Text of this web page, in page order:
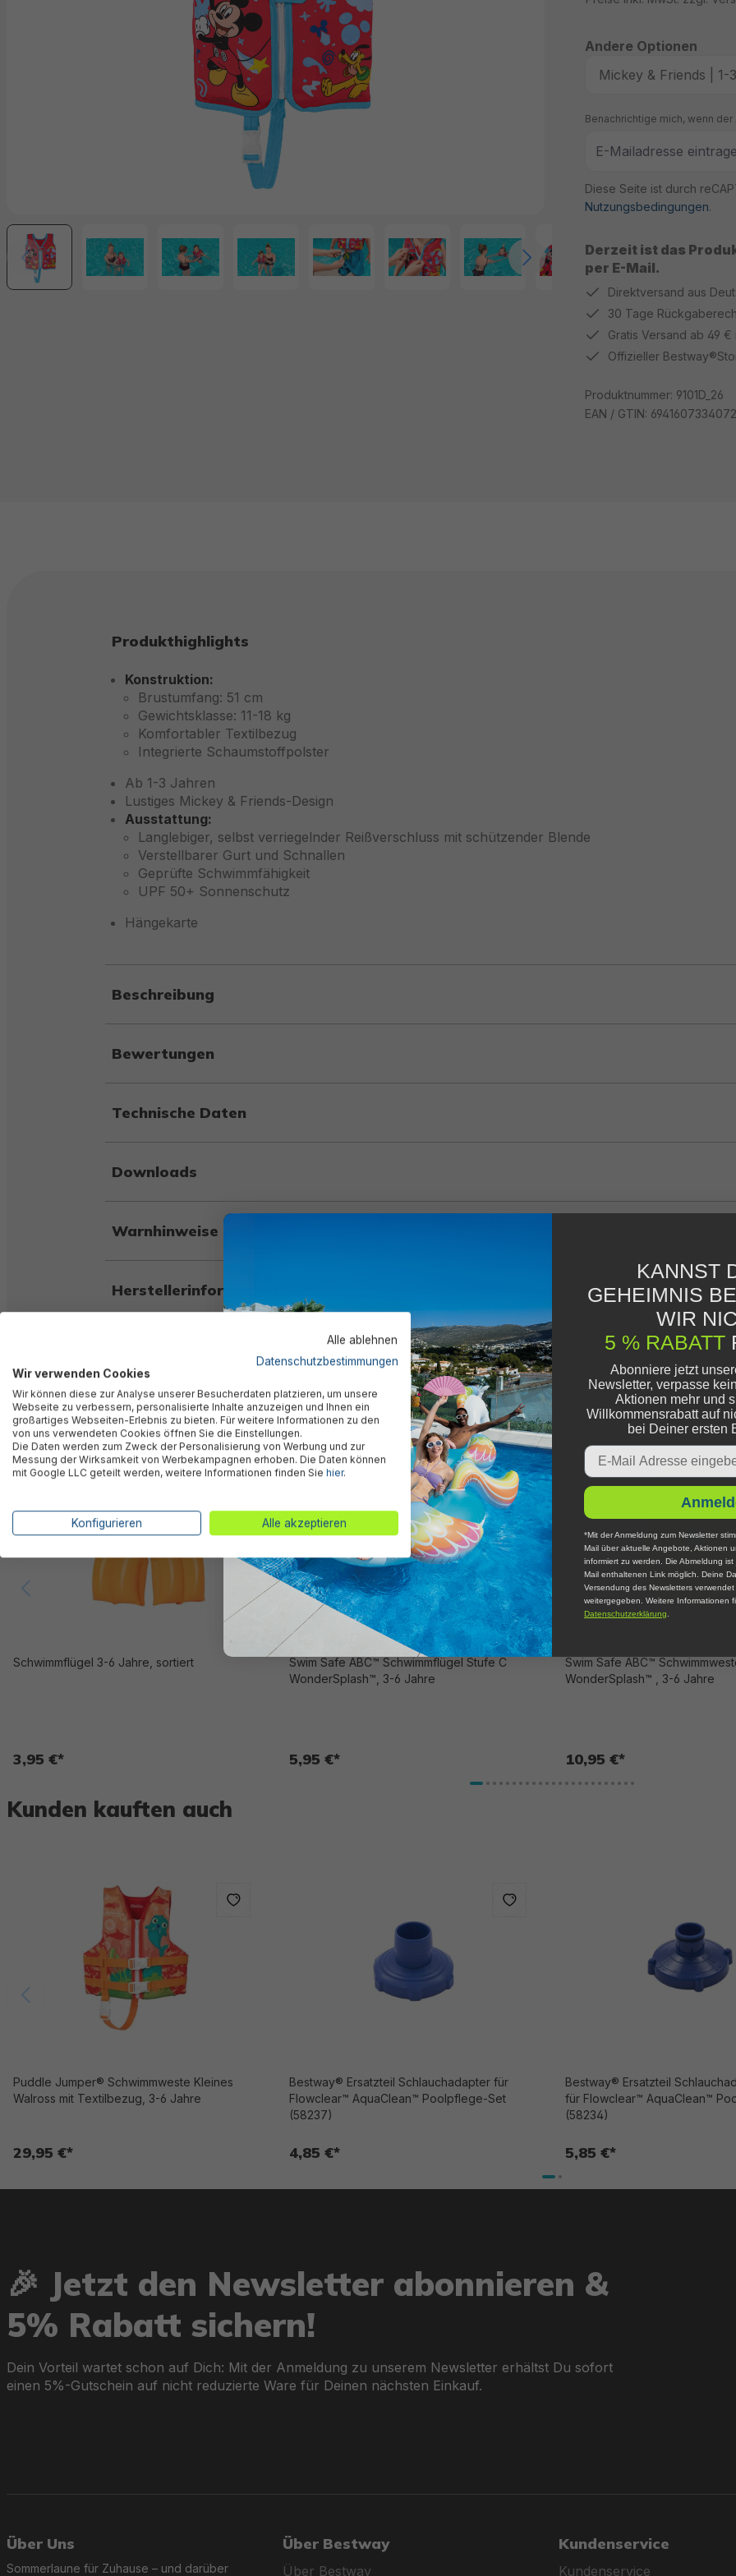
Derzeit ist das
per E-Mail.
Andere Optionen
Benachrichtige mich, wenn
Diese Seite ist durch
Nutzungsbedingungen.
Direktversand aus
30 Tage
Gratis Versand ab 49 €
Offizieller
Produktnummer: 9101D_26
EAN / GTIN: 6941607334072
Produkthighlights
Konstruktion:
Brustumfang: 51 cm
Gewichtsklasse: 11-18 kg
Komfortabler Textilbezug
Integrierte Schaumstoffpolster
Ab 1-3 Jahren
Lustiges Mickey & Friends-Design
Ausstattung:
Langlebiger, selbst verriegelnder Reißverschluss mit schützender Blende
Verstellbarer Gurt und Schnallen
Geprüfte Schwimmfähigkeit
UPF 50+ Sonnenschutz
Hängekarte
Beschreibung
Bewertungen
Technische Daten
Downloads
Warnhinweise
Herstellerinformation
Ähnliche Produkte
Schwimmflügel 3-6 Jahre, sortiert
3,95 €*
Swim Safe ABC™ Schwimmflügel Stufe C
WonderSplash™, 3-6 Jahre
5,95 €*
Swim Safe ABC™ Schwimmweste Stufe B
WonderSplash™ , 3-6 Jahre
10,95 €*
Kunden kauften auch
Puddle Jumper® Schwimmweste Kleines
Walross mit Textilbezug, 3-6 Jahre
29,95 €*
Bestway® Ersatzteil Schlauchadapter für
Flowclear™ AquaClean™ Poolpflege-Set
(58237)
4,85 €*
Bestway® Ersatzteil
für Flowclear™ AquaClean™
(58234)
5,85 €*
🎉 Jetzt den Newsletter abonnieren &
5% Rabatt sichern!
Dein Vorteil wartet schon auf Dich: Mit der Anmeldung zu unserem Newsletter erhältst Du sofort
einen 5%-Gutschein auf nicht reduzierte Ware für Deinen nächsten Einkauf.
Über Uns
Sommerlaune für Zuhause – und darüber
Über Bestway
Über Bestway
Kundenservice
Kundenservice
Alle ablehnen
Datenschutzbestimmungen
Wir verwenden Cookies
Wir können diese zur Analyse unserer Besucherdaten platzieren, um unsere
Webseite zu verbessern, personalisierte Inhalte anzuzeigen und Ihnen ein
großartiges Webseiten-Erlebnis zu bieten. Für weitere Informationen zu den
von uns verwendeten Cookies öffnen Sie die Einstellungen.
Die Daten werden zum Zweck der Personalisierung von Werbung und zur
Messung der Wirksamkeit von Werbekampagnen erhoben. Die Daten können
mit Google LLC geteilt werden, weitere Informationen finden Sie hier.
Konfigurieren Alle akzeptieren
KANNST
GEHEIMNIS
WIR
5 % RABATT
Abonniere jetzt
Newsletter, verpasse
Aktionen mehr und
Willkommensrabatt auf
bei Deiner ersten
Email
*Mit der Anmeldung zum Newsletter
Mail über aktuelle Angebote, Aktionen
informiert zu werden. Die Abmeldung
Mail enthaltenen Link möglich. Deine
Versendung des Newsletters
weitergegeben. Weitere Informationen
Datenschutzerklärung